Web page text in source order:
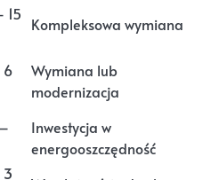
15
Kompleksowa wymiana
6
Wymiana lub
modernizacja
Inwestycja w
energooszczędność